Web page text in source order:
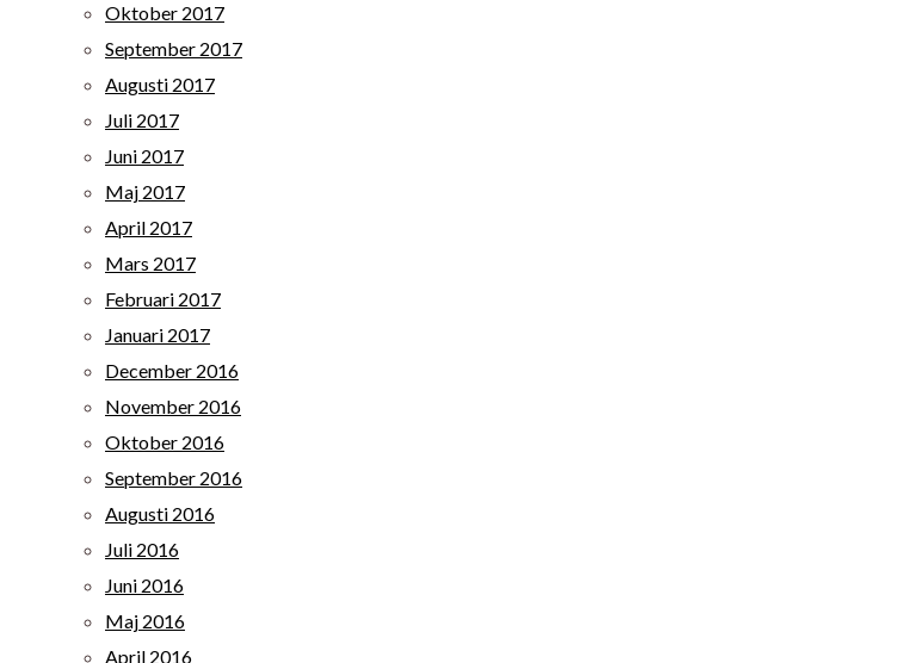
Oktober 2017
September 2017
Augusti 2017
Juli 2017
Juni 2017
Maj 2017
April 2017
Mars 2017
Februari 2017
Januari 2017
December 2016
November 2016
Oktober 2016
September 2016
Augusti 2016
Juli 2016
Juni 2016
Maj 2016
April 2016